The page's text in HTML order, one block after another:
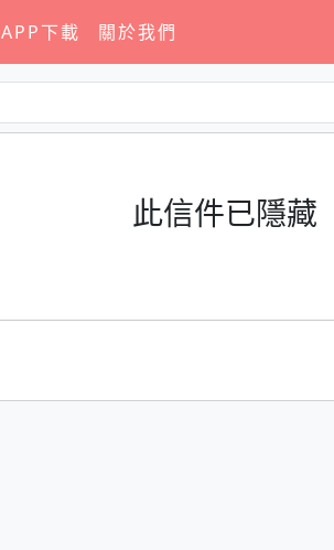
APP下載 關於我們
此信件已隱藏